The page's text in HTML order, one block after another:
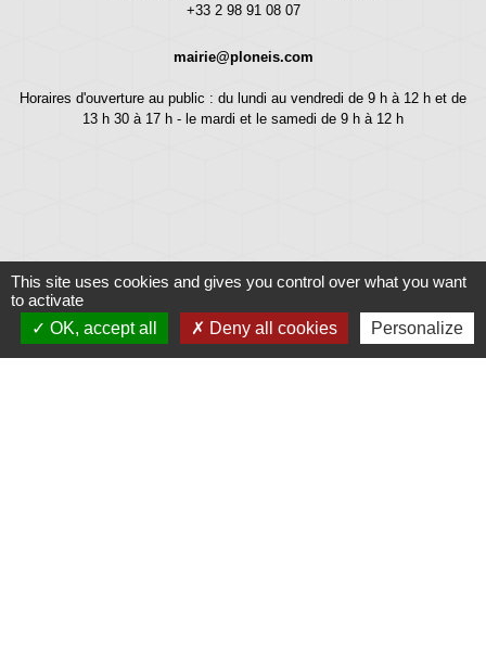
+33 2 98 91 08 07
mairie@ploneis.com
Horaires d'ouverture au public : du lundi au vendredi de 9 h à 12 h et de
13 h 30 à 17 h - le mardi et le samedi de 9 h à 12 h
Liens
This site uses cookies and gives you control over what you want
to activate
OK, accept all
Deny all cookies Personalize